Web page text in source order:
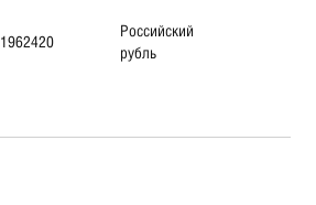
1962420
Российский
рубль